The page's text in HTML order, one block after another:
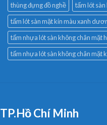
thùng đựng đồ nghề
tấm lót
tấm lót sàn mặt kín màu xanh
tấm nhựa lót sàn không chân mặt
tấm nhựa lót sàn không chân mặt
TP.Hồ Chí Minh